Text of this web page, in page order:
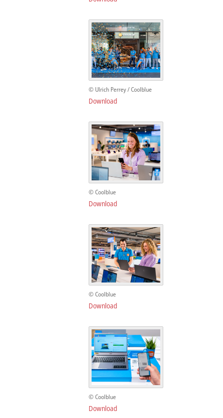
© Ulrich Perrey / Coolblue
Download
© Coolblue
Download
© Coolblue
Download
© Coolblue
Download